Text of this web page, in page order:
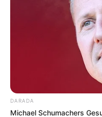
DARADA
Michael Schumachers